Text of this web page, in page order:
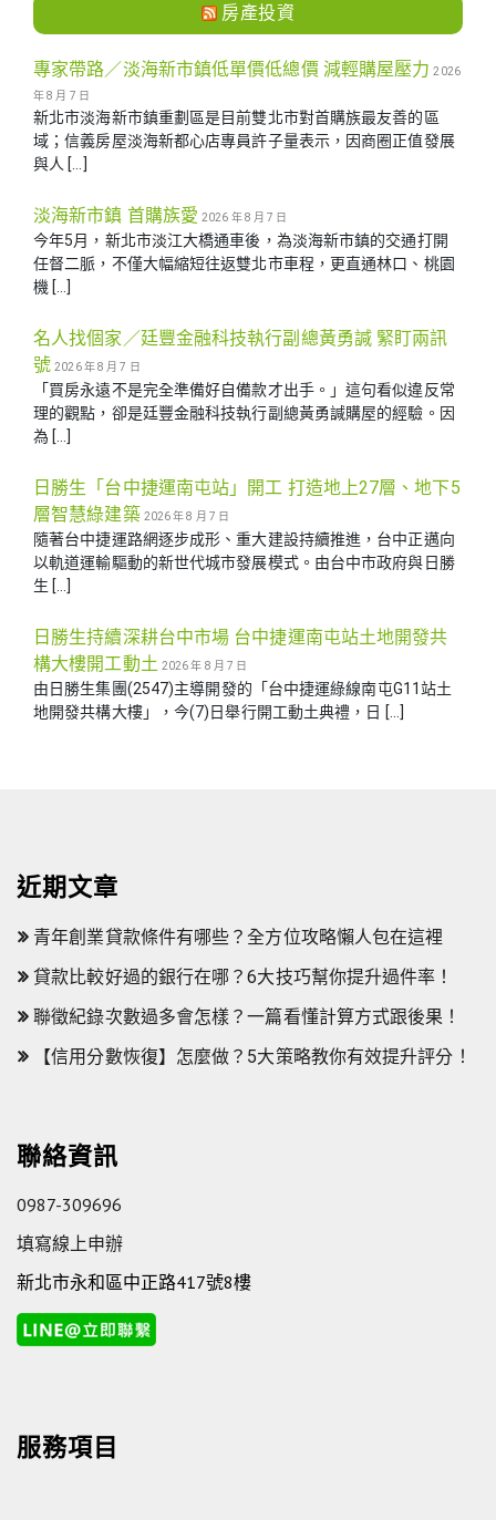
房產投資
專家帶路／淡海新市鎮低單價低總價 減輕購屋壓力 2026
年 8 月 7 日
新北市淡海新市鎮重劃區是目前雙北市對首購族最友善的區
域；信義房屋淡海新都心店專員許子量表示，因商圈正值發展
與人 […]
淡海新市鎮 首購族愛 2026 年 8 月 7 日
今年5月，新北市淡江大橋通車後，為淡海新市鎮的交通打開
任督二脈，不僅大幅縮短往返雙北市車程，更直通林口、桃園
機 […]
名人找個家／廷豐金融科技執行副總黃勇諴 緊盯兩訊
號 2026 年 8 月 7 日
「買房永遠不是完全準備好自備款才出手。」這句看似違反常
理的觀點，卻是廷豐金融科技執行副總黃勇諴購屋的經驗。因
為 […]
日勝生「台中捷運南屯站」開工 打造地上27層、地下5
層智慧綠建築 2026 年 8 月 7 日
隨著台中捷運路網逐步成形、重大建設持續推進，台中正邁向
以軌道運輸驅動的新世代城市發展模式。由台中市政府與日勝
生 […]
日勝生持續深耕台中市場 台中捷運南屯站土地開發共
構大樓開工動土 2026 年 8 月 7 日
由日勝生集團(2547)主導開發的「台中捷運綠線南屯G11站土
地開發共構大樓」，今(7)日舉行開工動土典禮，日 […]
近期文章
青年創業貸款條件有哪些？全方位攻略懶人包在這裡
貸款比較好過的銀行在哪？6大技巧幫你提升過件率！
聯徵紀錄次數過多會怎樣？一篇看懂計算方式跟後果！
【信用分數恢復】怎麼做？5大策略教你有效提升評分！
聯絡資訊
0987-309696
填寫線上申辦
新北市永和區中正路417號8樓
服務項目